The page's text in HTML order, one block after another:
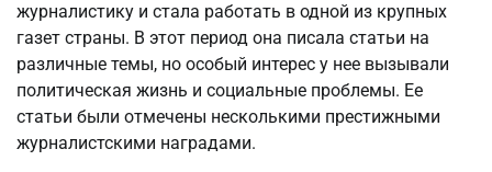
журналистику и стала работать в одной из крупных
газет страны. В этот период она писала статьи на
различные темы, но особый интерес у нее вызывали
политическая жизнь и социальные проблемы. Ее
статьи были отмечены несколькими престижными
журналистскими наградами.